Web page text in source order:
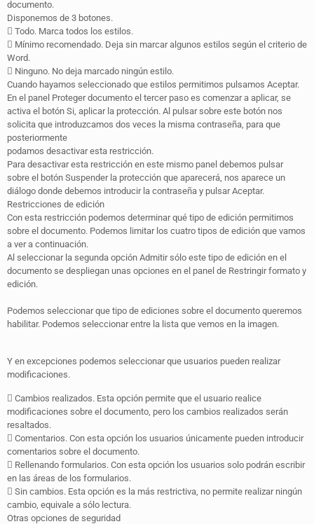
documento.
Disponemos de 3 botones.
 Todo. Marca todos los estilos.
 Mínimo recomendado. Deja sin marcar algunos estilos según el criterio de
Word.
 Ninguno. No deja marcado ningún estilo.
Cuando hayamos seleccionado que estilos permitimos pulsamos Aceptar.
En el panel Proteger documento el tercer paso es comenzar a aplicar, se
activa el botón Si, aplicar la protección. Al pulsar sobre este botón nos
solicita que introduzcamos dos veces la misma contraseña, para que
posteriormente
podamos desactivar esta restricción.
Para desactivar esta restricción en este mismo panel debemos pulsar
sobre el botón Suspender la protección que aparecerá, nos aparece un
diálogo donde debemos introducir la contraseña y pulsar Aceptar.
Restricciones de edición
Con esta restricción podemos determinar qué tipo de edición permitimos
sobre el documento. Podemos limitar los cuatro tipos de edición que vamos
a ver a continuación.
Al seleccionar la segunda opción Admitir sólo este tipo de edición en el
documento se despliegan unas opciones en el panel de Restringir formato y
edición.
Podemos seleccionar que tipo de ediciones sobre el documento queremos
habilitar. Podemos seleccionar entre la lista que vemos en la imagen.
Y en excepciones podemos seleccionar que usuarios pueden realizar
modificaciones.
 Cambios realizados. Esta opción permite que el usuario realice
modificaciones sobre el documento, pero los cambios realizados serán
resaltados.
 Comentarios. Con esta opción los usuarios únicamente pueden introducir
comentarios sobre el documento.
 Rellenando formularios. Con esta opción los usuarios solo podrán escribir
en las áreas de los formularios.
 Sin cambios. Esta opción es la más restrictiva, no permite realizar ningún
cambio, equivale a sólo lectura.
Otras opciones de seguridad